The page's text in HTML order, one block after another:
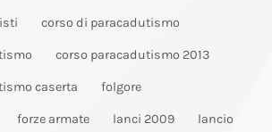
corso di paracadutismo
corso paracadutismo 2013
caserta folgore
forze armate lanci 2009 lancio